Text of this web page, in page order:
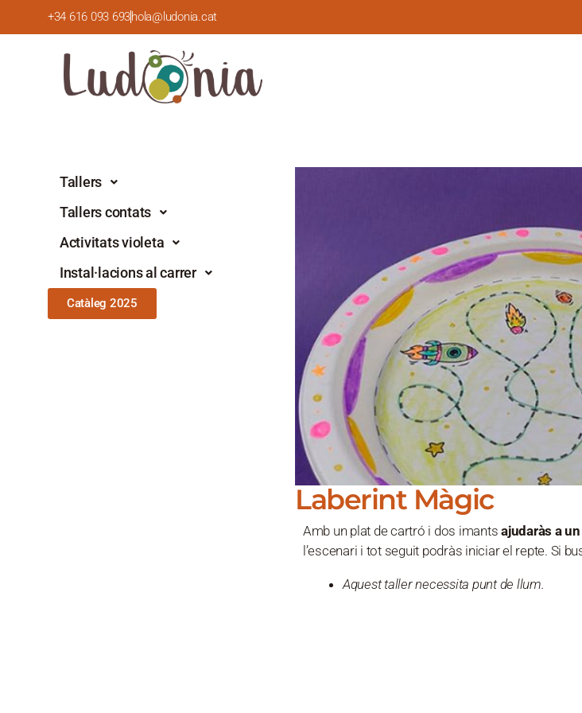
+34 616 093 693hola@ludonia.cat
Tallers
Tallers contats
Activitats violeta
Instal·lacions al carrer
Catàleg 2025
Laberint Màgic
Amb un plat de cartró i dos imantsajudaràs a
l’escenari i tot seguit podràs iniciar el repte. Si
Aquest taller necessita punt de llum.